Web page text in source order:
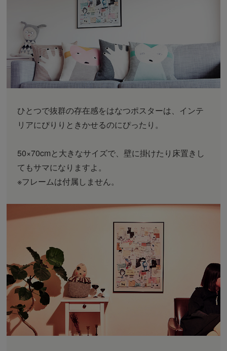
ひとつで抜群の存在感をはなつポスターは、インテ
リアにぴりりときかせるのにぴったり。
50×70cmと大きなサイズで、壁に掛けたり床置きし
てもサマになりますよ。
※フレームは付属しません。